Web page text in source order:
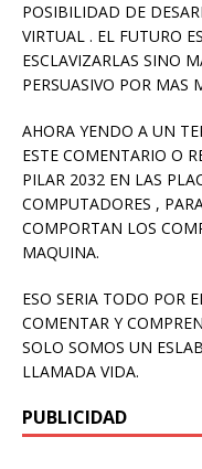
POSIBILIDAD DE
VIRTUAL . EL FUTURO
ESCLAVIZARLAS SINO
PERSUASIVO POR
AHORA YENDO A UN
ESTE COMENTARIO O
PILAR 2032 EN LAS
COMPUTADORES ,
COMPORTAN LOS
MAQUINA.
ESO SERIA TODO POR
COMENTAR Y
SOLO SOMOS UN
LLAMADA VIDA.
PUBLICIDAD